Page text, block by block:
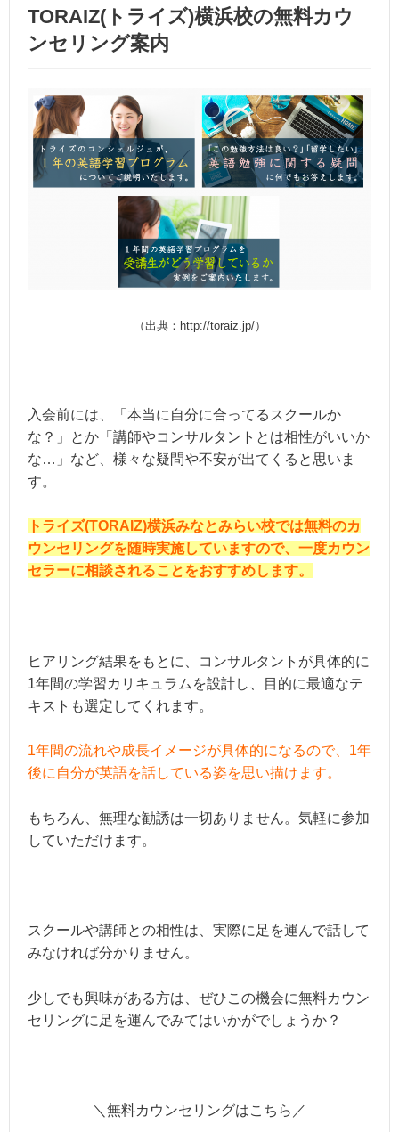
TORAIZ(トライズ)横浜校の無料カウ
ンセリング案内
（出典：http://toraiz.jp/）
入会前には、「本当に自分に合ってるスクールか
な？」とか「講師やコンサルタントとは相性がいいか
な…」など、様々な疑問や不安が出てくると思いま
す。
トライズ(TORAIZ)横浜みなとみらい校では無料のカ
ウンセリングを随時実施していますので、一度カウン
セラーに相談されることをおすすめします。
ヒアリング結果をもとに、コンサルタントが具体的に
1年間の学習カリキュラムを設計し、目的に最適なテ
キストも選定してくれます。
1年間の流れや成長イメージが具体的になるので、1年
後に自分が英語を話している姿を思い描けます。
もちろん、無理な勧誘は一切ありません。気軽に参加
していただけます。
スクールや講師との相性は、実際に足を運んで話して
みなければ分かりません。
少しでも興味がある方は、ぜひこの機会に無料カウン
セリングに足を運んでみてはいかがでしょうか？
＼無料カウンセリングはこちら／